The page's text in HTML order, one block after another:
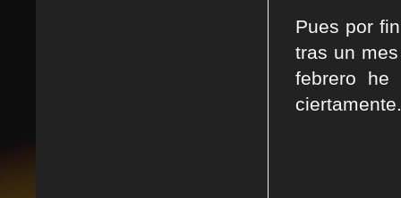
Pues por
tras un
febrero he